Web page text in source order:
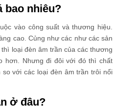
bao nhiêu?
vào công suất và thương hiệu.
cao. Củng như các như các sản
loại đèn âm trần của các thương
hơn. Nhưng đi đôi với đó thì chất
với các loại đèn âm trần trôi nổi
ở đâu?